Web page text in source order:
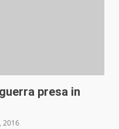
presa in
2016